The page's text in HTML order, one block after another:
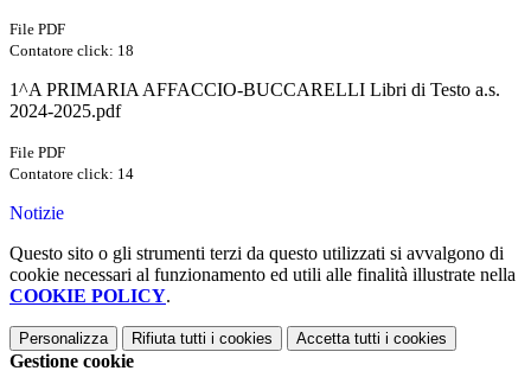
File PDF
Contatore click: 18
1^A PRIMARIA AFFACCIO-BUCCARELLI Libri di Testo a.s.
2024-2025.pdf
File PDF
Contatore click: 14
Notizie
Questo sito o gli strumenti terzi da questo utilizzati si avvalgono di
cookie necessari al funzionamento ed utili alle finalità illustrate nella
COOKIE POLICY.
Personalizza Rifiuta tutti i cookies Accetta tutti i cookies
Gestione cookie